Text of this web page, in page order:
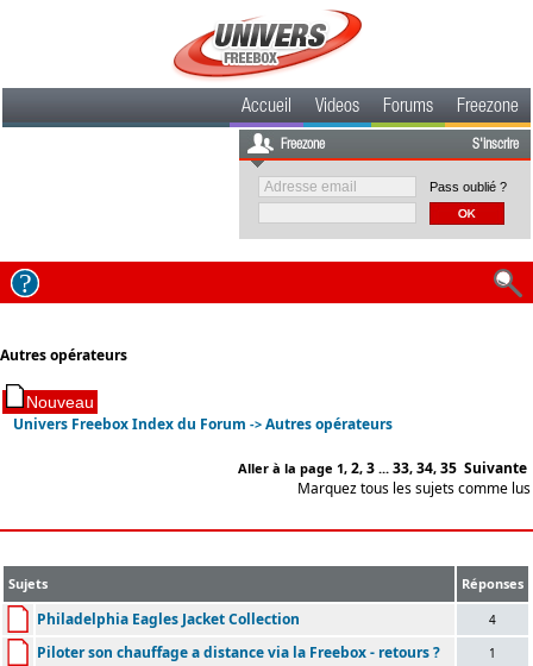
Accueil Videos Forums Freezone
Freezone S'inscrire
Pass oublié ?
Autres opérateurs
Univers Freebox Index du Forum ->Autres opérateurs
Aller à la page 1, 2, 3... 33, 34, 35 Suivante
Marquez tous les sujets comme lus
Sujets Réponses
Philadelphia Eagles Jacket Collection 4
Piloter son chauffage a distance via la Freebox - retours ? 1